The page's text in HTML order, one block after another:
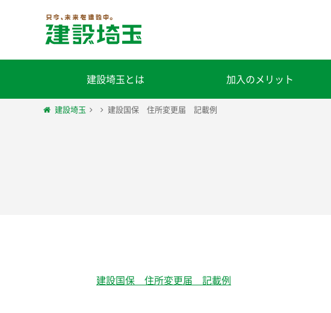
建設埼玉とは 加入のメリット
建設埼玉 建設国保 住所変更届 記載例
建設国保 住所変更届 記載例